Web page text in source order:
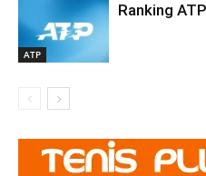
ATP
Ranking